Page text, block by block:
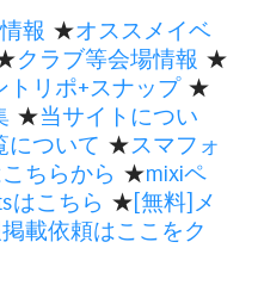
報 ★オススメイベ
クラブ等会場情報 ★
トリポ+スナップ★
★当サイトについ
について ★スマフォ
ちらから ★mixiペ
はこちら ★[無料]メ
載依頼はここをク